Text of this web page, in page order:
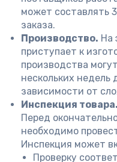
может составлять
заказа.
Производство. На
приступает к
производства
нескольких недель
зависимости от
Инспекция товара.
Перед
необходимо
Инспекция может
Проверку